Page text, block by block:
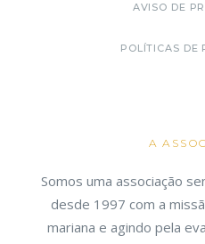
AVISO DE
POLÍTICAS DE
A
Somos uma associação
desde 1997 com a
mariana e agindo pela